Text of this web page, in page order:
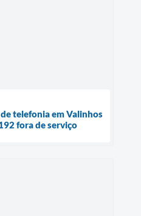
telefonia em Valinhos
fora de serviço